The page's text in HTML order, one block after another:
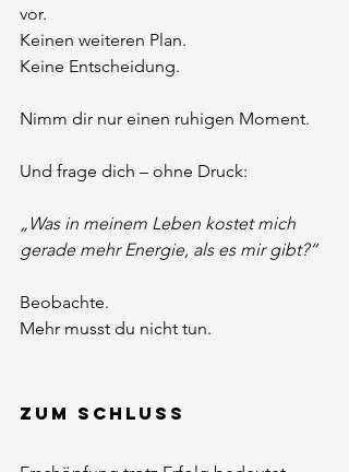
vor.
Keinen weiteren Plan.
Keine Entscheidung.
Nimm dir nur einen ruhigen Moment.
Und frage dich – ohne Druck:
„Was in meinem Leben kostet mich
gerade mehr Energie, als es mir gibt?“
Beobachte.
Mehr musst du nicht tun.
Zum Schluss